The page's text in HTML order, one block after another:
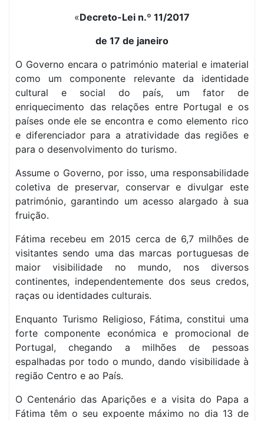
«Decreto-Lei n.º 11/2017
de 17 de janeiro
O Governo encara o património material e imaterial
como um componente relevante da identidade
cultural e social do país, um fator de
enriquecimento das relações entre Portugal e os
países onde ele se encontra e como elemento rico
e diferenciador para a atratividade das regiões e
para o desenvolvimento do turismo.
Assume o Governo, por isso, uma responsabilidade
coletiva de preservar, conservar e divulgar este
património, garantindo um acesso alargado à sua
fruição.
Fátima recebeu em 2015 cerca de 6,7 milhões de
visitantes sendo uma das marcas portuguesas de
maior visibilidade no mundo, nos diversos
continentes, independentemente dos seus credos,
raças ou identidades culturais.
Enquanto Turismo Religioso, Fátima, constitui uma
forte componente económica e promocional de
Portugal, chegando a milhões de pessoas
espalhadas por todo o mundo, dando visibilidade à
região Centro e ao País.
O Centenário das Aparições e a visita do Papa a
Fátima têm o seu expoente máximo no dia 13 de